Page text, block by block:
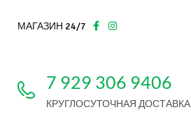
МАГАЗИН 24/7
7 929 306 9406
КРУГЛОСУТОЧНАЯ ДОСТАВКА